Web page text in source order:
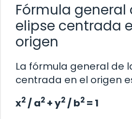
Fórmula general
elipse centrada
origen
La fórmula general de
centrada en el origen
x2 / a2 + y2 / b2 = 1